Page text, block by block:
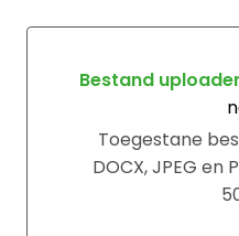
Bestand
Bestand
Toegestane
DOCX, JPEG